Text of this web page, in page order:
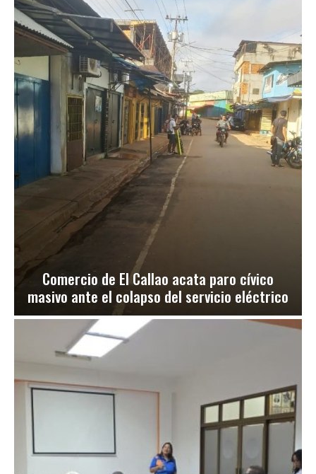
Comercio de El Callao acata paro cívico
masivo ante el colapso del servicio eléctrico